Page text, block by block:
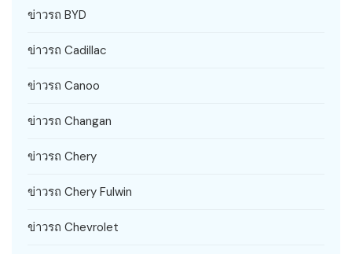
ข่าวรถ BYD
ข่าวรถ Cadillac
ข่าวรถ Canoo
ข่าวรถ Changan
ข่าวรถ Chery
ข่าวรถ Chery Fulwin
ข่าวรถ Chevrolet